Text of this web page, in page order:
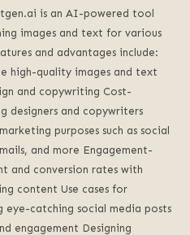
is an AI-powered tool
images and text for various
and advantages include:
high-quality images and text
and copywriting Cost-
designers and copywriters
purposes such as social
and more Engagement-
and conversion rates with
content Use cases for
eye-catching social media posts
engagement Designing